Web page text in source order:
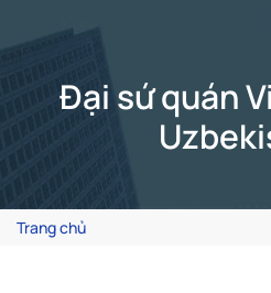
Đại sứ quán
Trang chủ